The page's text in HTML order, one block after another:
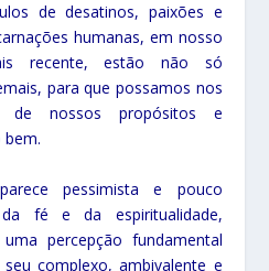
de desatinos, paixões e
humanas, em nosso
recente, estão não só
para que possamos nos
de nossos propósitos e
pessimista e pouco
fé e da espiritualidade,
percepção fundamental
complexo, ambivalente e